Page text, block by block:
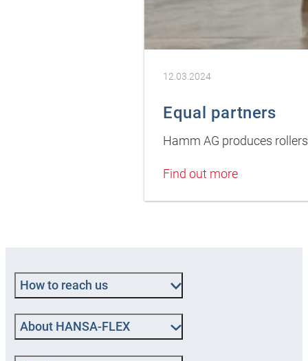
12.03.2024
Equal partners
Hamm AG produces
Find out more
How to reach us
About HANSA‑FLEX